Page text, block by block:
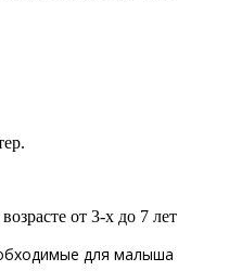
от 3-х до 7 лет
для малыша